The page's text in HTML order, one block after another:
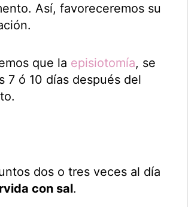
Así, favoreceremos su
que la episiotomía, se
7 ó 10 días después del
dos o tres veces al día
con sal.